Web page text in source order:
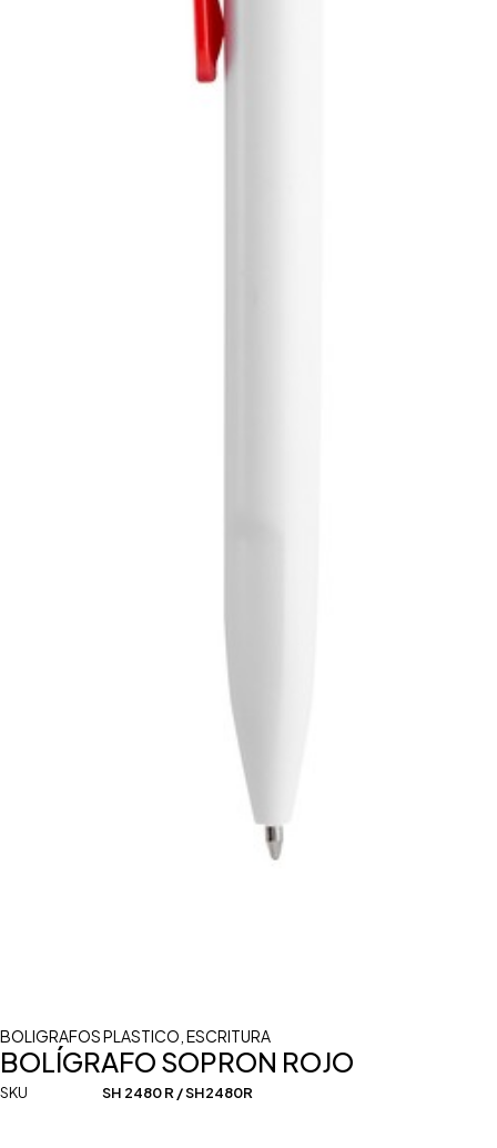
BOLIGRAFOS PLASTICO ESCRITURA
BOLÍGRAFO SOPRON ROJO
SKU SH 2480 R / SH2480R